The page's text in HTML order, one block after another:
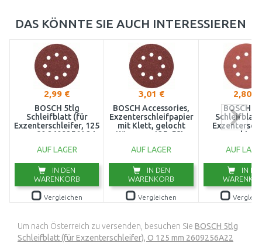
DAS KÖNNTE SIE AUCH INTERESSIEREN
2,99 €
BOSCH 5tlg
Schleifblatt (für
Exzenterschleifer, 125
mm, 80 2609256A24
AUF LAGER
IN DEN
WARENKORB
Vergleichen
3,01 €
BOSCH Accessories,
Exzenterschleifpapier
mit Klett, gelocht
Körnung, 125, 5St,
AUF LAGER
IN DEN
WARENKORB
Vergleichen
2,80 €
BOSCH
AUF
IN
Um nach Österreich zu versenden, besuchen Sie BOSCH 5tlg
Schleifblatt (für Exzenterschleifer), O 125 mm 2609256A22